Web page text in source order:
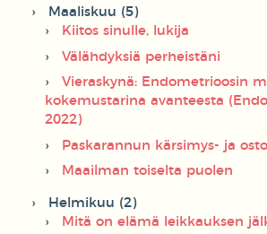
Maaliskuu (5)
Kiitos sinulle, lukija
Välähdyksiä perheistäni
Vieraskynä: Endometrioosin
kokemustarina avanteesta
2022)
Paskarannun kärsimys- ja
Maailman toiselta puolen
Helmikuu (2)
Mitä on elämä leikkauksen